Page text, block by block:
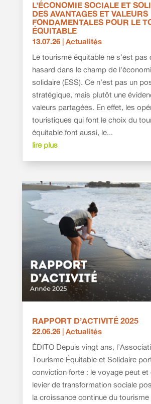
L’ÉCONOMIE SOCIALE ET
DES AVANTAGES ET VALEURS
FONDAMENTALES POUR LE
ÉQUITABLE
13.07.26| Actualités
Le tourisme équitable ne s'est pas
hasard dans le champ de
solidaire (ESS). Ce n'est pas un
stratégique, mais plutôt une
valeurs partagées. En effet, les
touristiques qui font le choix du
équitable font aussi, le...
lire plus
RAPPORT D’ACTIVITÉ 2025
22.06.26| Actualités
ÉDITO Depuis vingt ans,
Tourisme Équitable et Solidaire
conviction forte : le voyage peut et
levier de transformation sociale
la croissance continue du tourisme